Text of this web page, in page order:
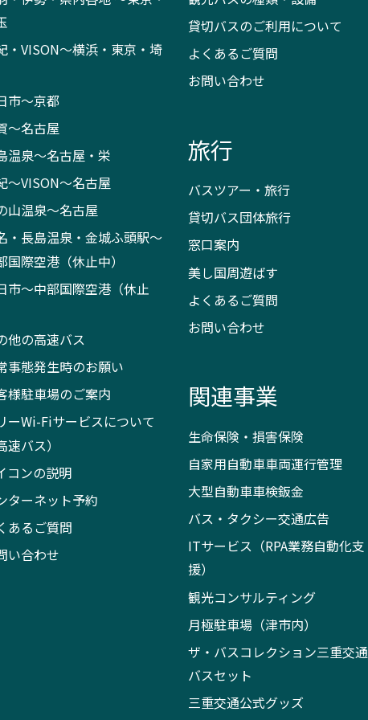
・VISON～横浜・東京・埼
市～京都
～名古屋
温泉～名古屋・栄
～VISON～名古屋
山温泉～名古屋
・長島温泉・金城ふ頭駅～
国際空港（休止中）
市～中部国際空港（休止
他の高速バス
事態発生時のお願い
様駐車場のご案内
ーWi-Fiサービスについて
速バス）
コンの説明
ターネット予約
あるご質問
い合わせ
貸切バスのご利用について
よくあるご質問
お問い合わせ
旅行
バスツアー・旅行
貸切バス団体旅行
窓口案内
美し国周遊ばす
よくあるご質問
お問い合わせ
関連事業
生命保険・損害保険
自家用自動車車両運行管理
大型自動車車検鈑金
バス・タクシー交通広告
ITサービス（RPA業務自動化支
援）
観光コンサルティング
月極駐車場（津市内）
ザ・バスコレクション三重交通
バスセット
三重交通公式グッズ